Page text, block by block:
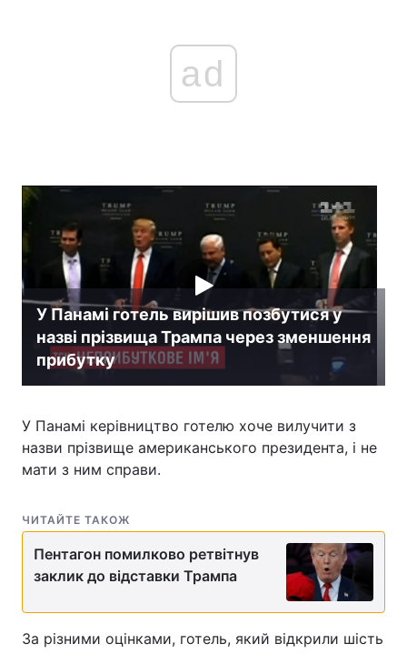
ad
У Панамі готель вирішив позбутися у
назві прізвища Трампа через зменшення
прибутку
У Панамі керівництво готелю хоче вилучити з
назви прізвище американського президента, і не
мати з ним справи.
ЧИТАЙТЕ ТАКОЖ
Пентагон помилково ретвітнув
заклик до відставки Трампа
За різними оцінками, готель, який відкрили шість